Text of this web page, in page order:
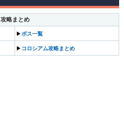
攻略まとめ
▶ ボス一覧
▶ コロシアム攻略まとめ